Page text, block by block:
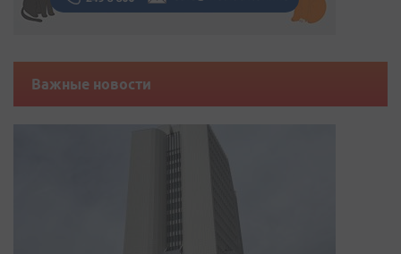
Важные новости